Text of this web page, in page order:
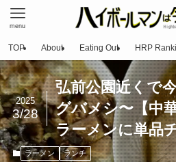
menu
TOP About Eating Out HRP
弘前公園近くで
グバメシ〜【中
ラーメンに単品
2025
3/28
ラーメン
ランチ